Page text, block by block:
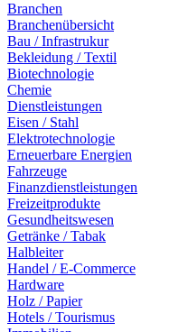
Branchen
Branchenübersicht
Bau / Infrastrukur
Bekleidung / Textil
Biotechnologie
Chemie
Dienstleistungen
Eisen / Stahl
Elektrotechnologie
Erneuerbare Energien
Fahrzeuge
Finanzdienstleistungen
Freizeitprodukte
Gesundheitswesen
Getränke / Tabak
Halbleiter
Handel / E-Commerce
Hardware
Holz / Papier
Hotels / Tourismus